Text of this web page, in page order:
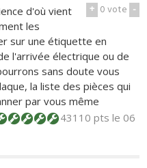
+ 0vote -
d'où vient
les
sur une étiquette en
l'arrivée électrique ou de
sans doute vous
la liste des pièces qui
par vous même
43110 ptsle 06